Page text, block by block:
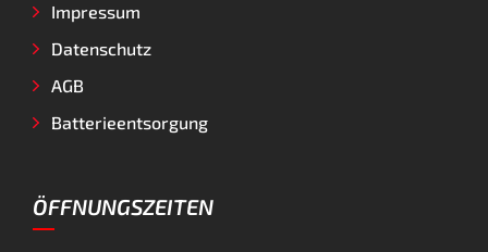
Impressum
Datenschutz
AGB
Batterieentsorgung
ÖFFNUNGSZEITEN